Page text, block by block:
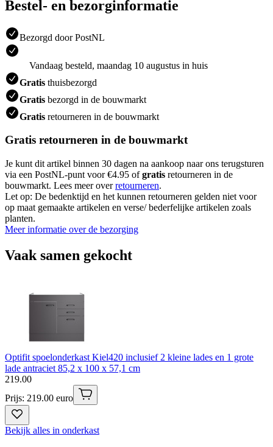
Bestel- en bezorginformatie
Bezorgd door PostNL
Vandaag besteld, maandag 10 augustus in huis
Gratis thuisbezorgd
Gratis bezorgd in de bouwmarkt
Gratis retourneren in de bouwmarkt
Gratis retourneren in de bouwmarkt
Je kunt dit artikel binnen 30 dagen na aankoop naar ons terugsturen
via een PostNL-punt voor €4.95 ofgratis retourneren in de
bouwmarkt. Lees meer overretourneren.
Let op: De bedenktijd en het kunnen retourneren gelden niet voor
op maat gemaakte artikelen en verse/ bederfelijke artikelen zoals
planten.
Meer informatie over de bezorging
Vaak samen gekocht
Optifit spoelonderkast Kiel420 inclusief 2 kleine lades en 1 grote
lade antraciet 85,2 x 100 x 57,1 cm
219.00
Prijs: 219.00 euro
Bekijk alles in onderkast